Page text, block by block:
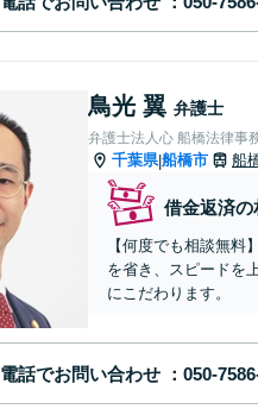
鳥光 翼 弁護士
弁護士法人心 船橋法律事
千葉県|船橋市 船
借金返済
【何度でも相談無料
を省き、スピードを
にこだわります。
電話でお問い合わせ